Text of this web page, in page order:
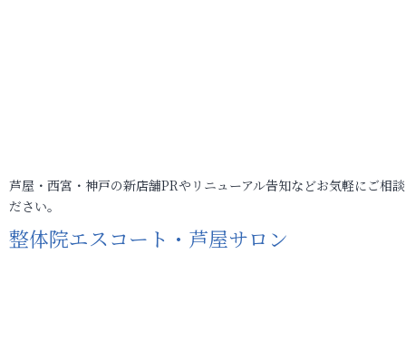
芦屋・西宮・神戸の新店舗PRやリニューアル告知などお気軽にご相
ださい。
整体院エスコート・芦屋サロン